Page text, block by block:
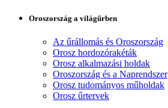
Oroszország a világűrben
Az űrállomás és Oroszország
Orosz hordozórakéták
Orosz alkalmazási holdak
Oroszország és a Naprendszer
Orosz tudományos műholdak
Orosz űrtervek